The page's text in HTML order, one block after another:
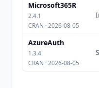
Microsoft365R
2.4.1
CRAN · 2026-08-05
AzureAuth
1.3.4
CRAN · 2026-08-05